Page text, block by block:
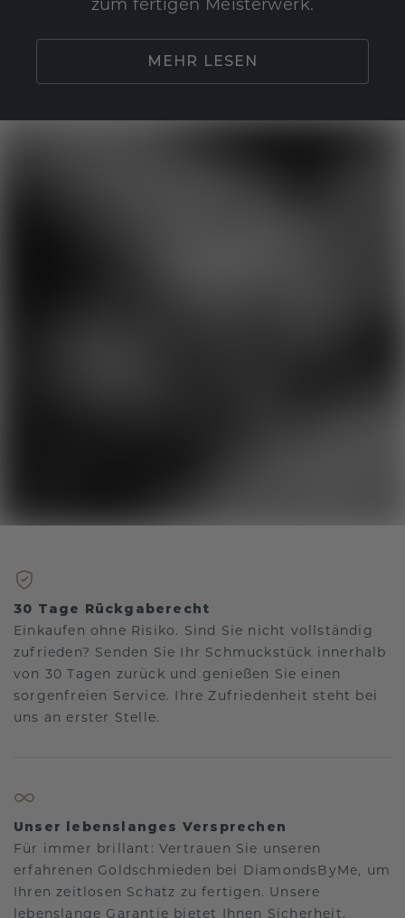
zum fertigen Meisterwerk.
MEHR LESEN
30 Tage Rückgaberecht
Einkaufen ohne Risiko. Sind Sie nicht vollständig
zufrieden? Senden Sie Ihr Schmuckstück innerhalb
von 30 Tagen zurück und genießen Sie einen
sorgenfreien Service. Ihre Zufriedenheit steht bei
uns an erster Stelle.
Unser lebenslanges Versprechen
Für immer brillant: Vertrauen Sie unseren
erfahrenen Goldschmieden bei DiamondsByMe, um
Ihren zeitlosen Schatz zu fertigen. Unsere
lebenslange Garantie bietet Ihnen Sicherheit.